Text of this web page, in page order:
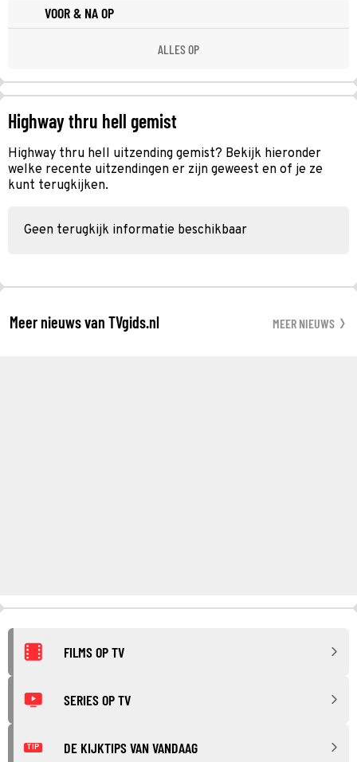
VOOR & NA OP
ALLES OP
Highway thru hell gemist
Highway thru hell uitzending gemist? Bekijk hieronder
welke recente uitzendingen er zijn geweest en of je ze
kunt terugkijken.
Geen terugkijk informatie beschikbaar
Meer nieuws van TVgids.nl MEER NIEUWS
FILMS OP TV
SERIES OP TV
TIP DE KIJKTIPS VAN VANDAAG